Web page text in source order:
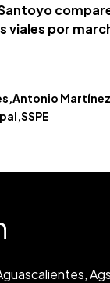
viales por
Antonio
SSPE